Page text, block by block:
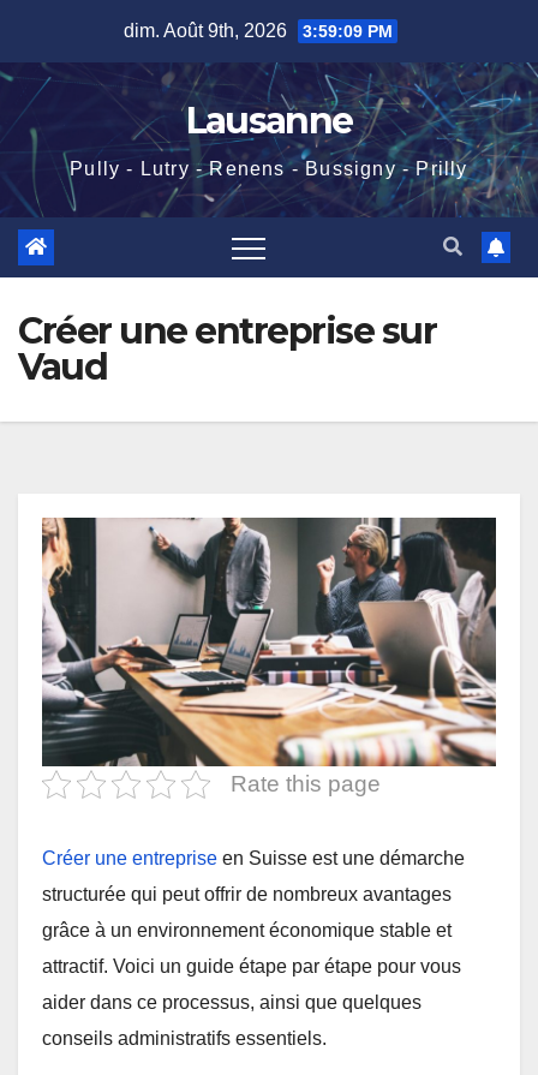
content
dim. Août 9th, 2026 3:59:10 PM
Lausanne
Pully - Lutry - Renens - Bussigny - Prilly
Créer une entreprise sur
Vaud
Rate this page
Créer une entreprise en Suisse est une démarche
structurée qui peut offrir de nombreux avantages
grâce à un environnement économique stable et
attractif. Voici un guide étape par étape pour vous
aider dans ce processus, ainsi que quelques
conseils administratifs essentiels.